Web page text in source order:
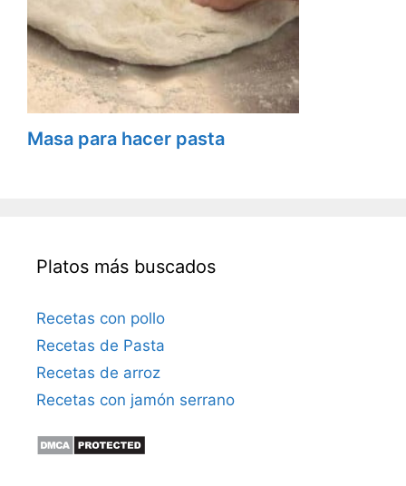
Masa para hacer pasta
Platos más buscados
Recetas con pollo
Recetas de Pasta
Recetas de arroz
Recetas con jamón serrano